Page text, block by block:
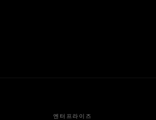
엔터프라이즈